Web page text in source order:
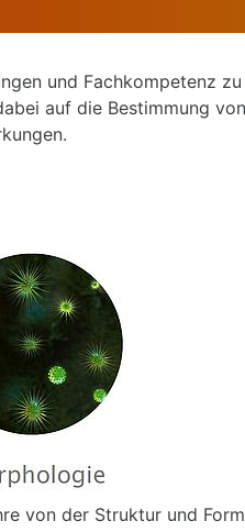
und Fachkompetenz
auf die Bestimmung
von der Struktur und